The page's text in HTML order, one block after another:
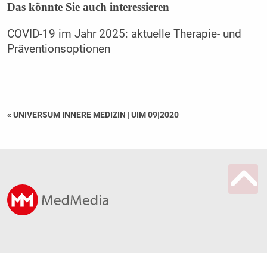
Das könnte Sie auch interessieren
COVID-19 im Jahr 2025: aktuelle Therapie- und
Präventionsoptionen
« UNIVERSUM INNERE MEDIZIN |UIM 09|2020